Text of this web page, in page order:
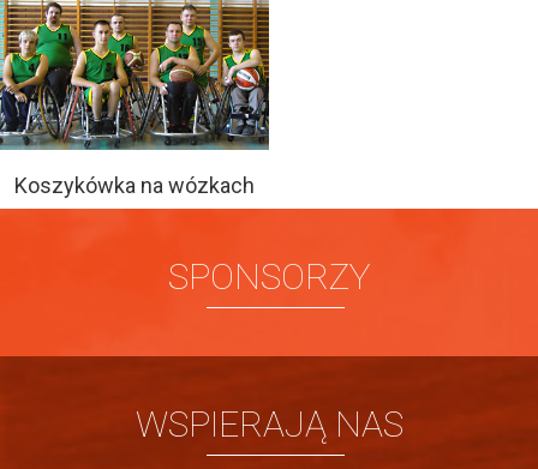
Koszykówka na wózkach
SPONSORZY
WSPIERAJĄ NAS